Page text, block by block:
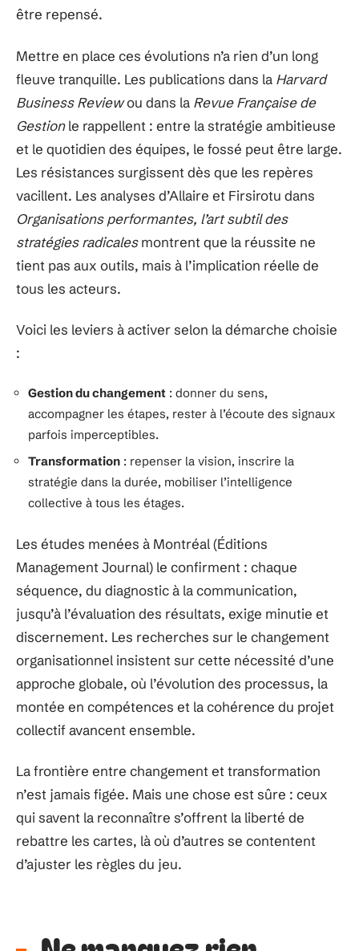
être repensé.
Mettre en place ces évolutions n’a rien d’un long
fleuve tranquille. Les publications dans la Harvard
Business Reviewou dans la Revue Française de
Gestionle rappellent : entre la stratégie ambitieuse
et le quotidien des équipes, le fossé peut être large.
Les résistances surgissent dès que les repères
vacillent. Les analyses d’Allaire et Firsirotu dans
Organisations performantes, l’art subtil des
stratégies radicalesmontrent que la réussite ne
tient pas aux outils, mais à l’implication réelle de
tous les acteurs.
Voici les leviers à activer selon la démarche choisie
:
Gestion du changement : donner du sens,
accompagner les étapes, rester à l’écoute des signaux
parfois imperceptibles.
Transformation : repenser la vision, inscrire la
stratégie dans la durée, mobiliser l’intelligence
collective à tous les étages.
Les études menées à Montréal (Éditions
Management Journal) le confirment : chaque
séquence, du diagnostic à la communication,
jusqu’à l’évaluation des résultats, exige minutie et
discernement. Les recherches sur le changement
organisationnel insistent sur cette nécessité d’une
approche globale, où l’évolution des processus, la
montée en compétences et la cohérence du projet
collectif avancent ensemble.
La frontière entre changement et transformation
n’est jamais figée. Mais une chose est sûre : ceux
qui savent la reconnaître s’offrent la liberté de
rebattre les cartes, là où d’autres se contentent
d’ajuster les règles du jeu.